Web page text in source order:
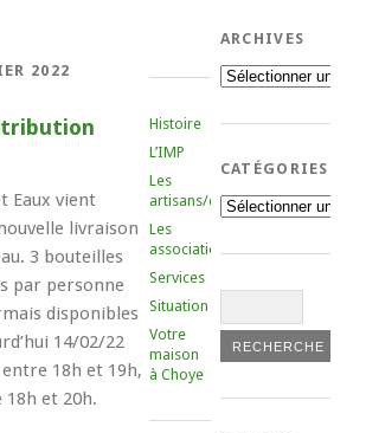
2022
Eaux vient
livraison
3 bouteilles
par personne
disponibles
14/02/22
entre 18h et 19h,
et 20h.
Histoire
L’IMP
Les
artisans/commerçants
Les
associations
Services
Situation
Votre
maison
à Choye
ARCHIVES
Archives
CATÉGORIES
Catégories